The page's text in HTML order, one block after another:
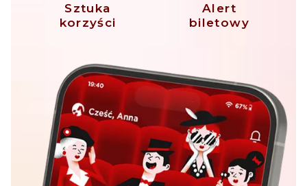
Sztuka
korzyści
Alert
biletowy